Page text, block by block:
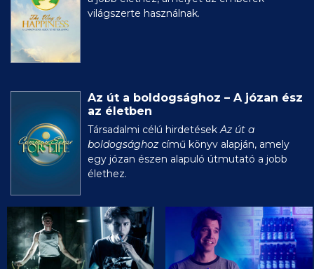
világszerte használnak.
Az út a boldogsághoz – A józan ész
az életben
Társadalmi célú hirdetésekAz út a
boldogsághozcímű könyv alapján, amely
egy józan észen alapuló útmutató a jobb
élethez.